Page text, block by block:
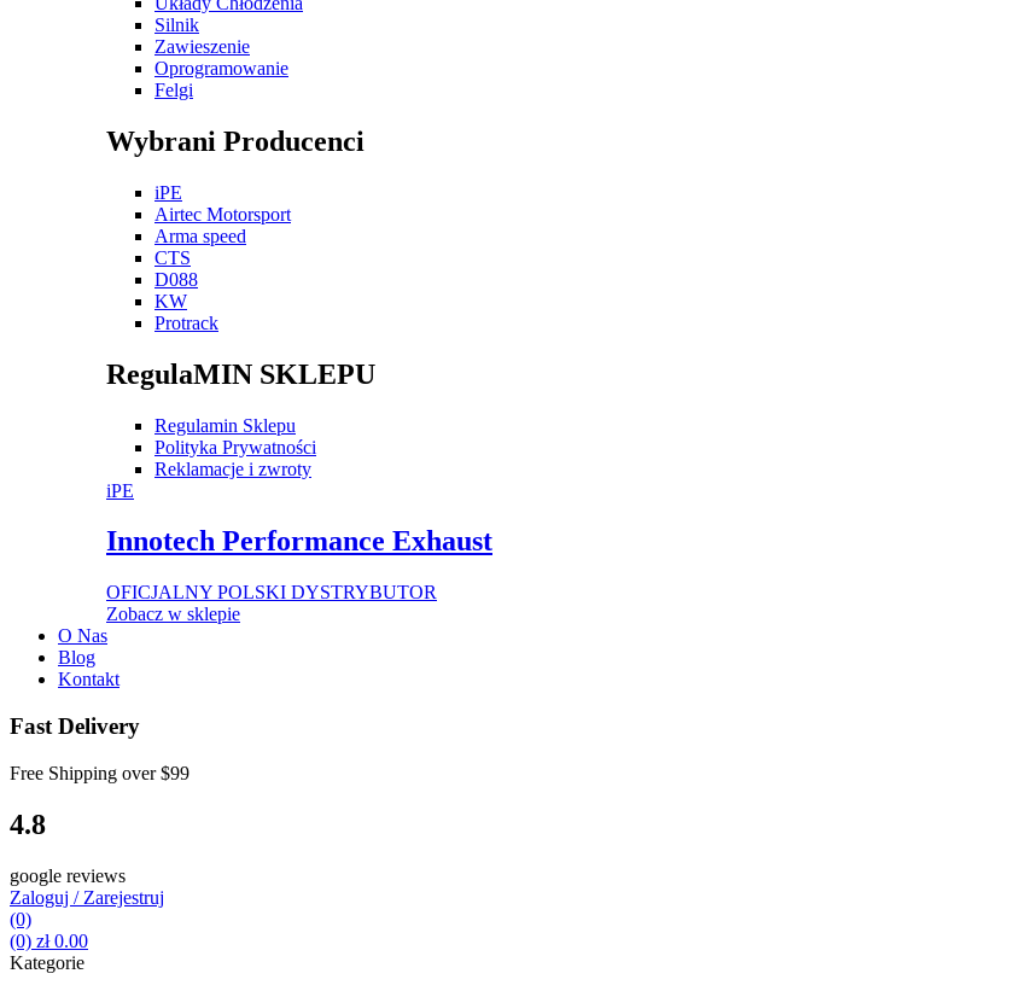
Silnik
Zawieszenie
Oprogramowanie
Felgi
Wybrani Producenci
iPE
Airtec Motorsport
Arma speed
CTS
D088
KW
Protrack
RegulaMIN SKLEPU
Regulamin Sklepu
Polityka Prywatności
Reklamacje i zwroty
iPE
Innotech Performance Exhaust
OFICJALNY POLSKI DYSTRYBUTOR
Zobacz w sklepie
O Nas
Blog
Kontakt
Fast Delivery
Free Shipping over$99
4.8
google reviews
Zaloguj / Zarejestruj
(0)
(0) zł0.00
Kategorie